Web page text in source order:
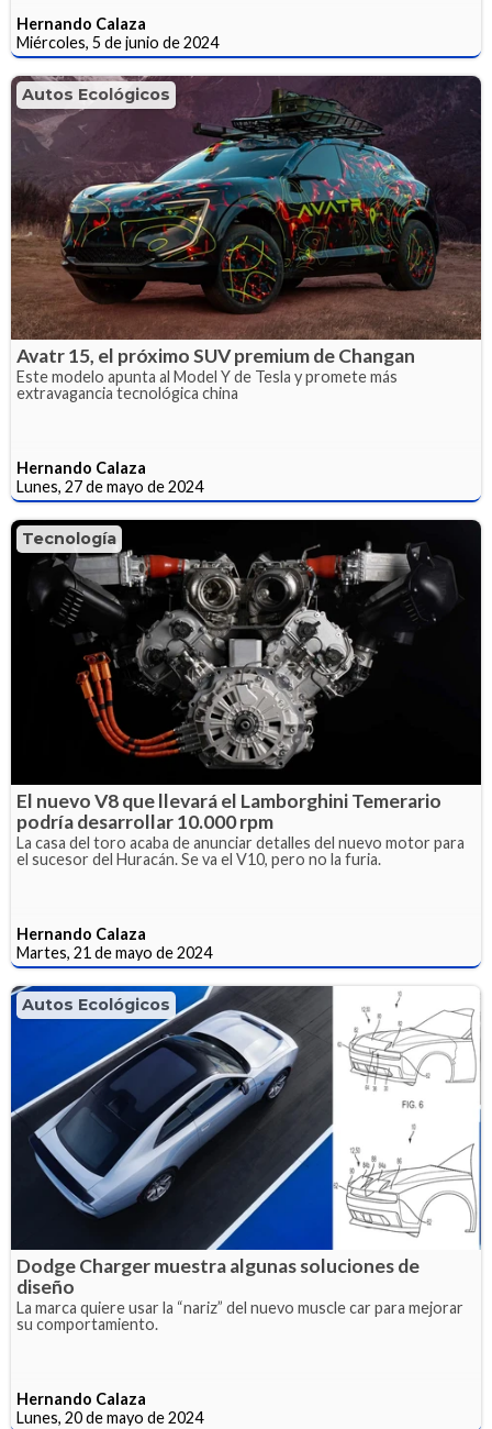
Hernando Calaza
Miércoles, 5 de junio de 2024
Autos Ecológicos
Avatr 15, el próximo SUV premium de Changan
Este modelo apunta al Model Y de Tesla y promete más
extravagancia tecnológica china
Hernando Calaza
Lunes, 27 de mayo de 2024
Tecnología
El nuevo V8 que llevará el Lamborghini Temerario
podría desarrollar 10.000 rpm
La casa del toro acaba de anunciar detalles del nuevo motor para
el sucesor del Huracán. Se va el V10, pero no la furia.
Hernando Calaza
Martes, 21 de mayo de 2024
Autos Ecológicos
Dodge Charger muestra algunas soluciones de
diseño
La marca quiere usar la “nariz” del nuevo muscle car para mejorar
su comportamiento.
Hernando Calaza
Lunes, 20 de mayo de 2024